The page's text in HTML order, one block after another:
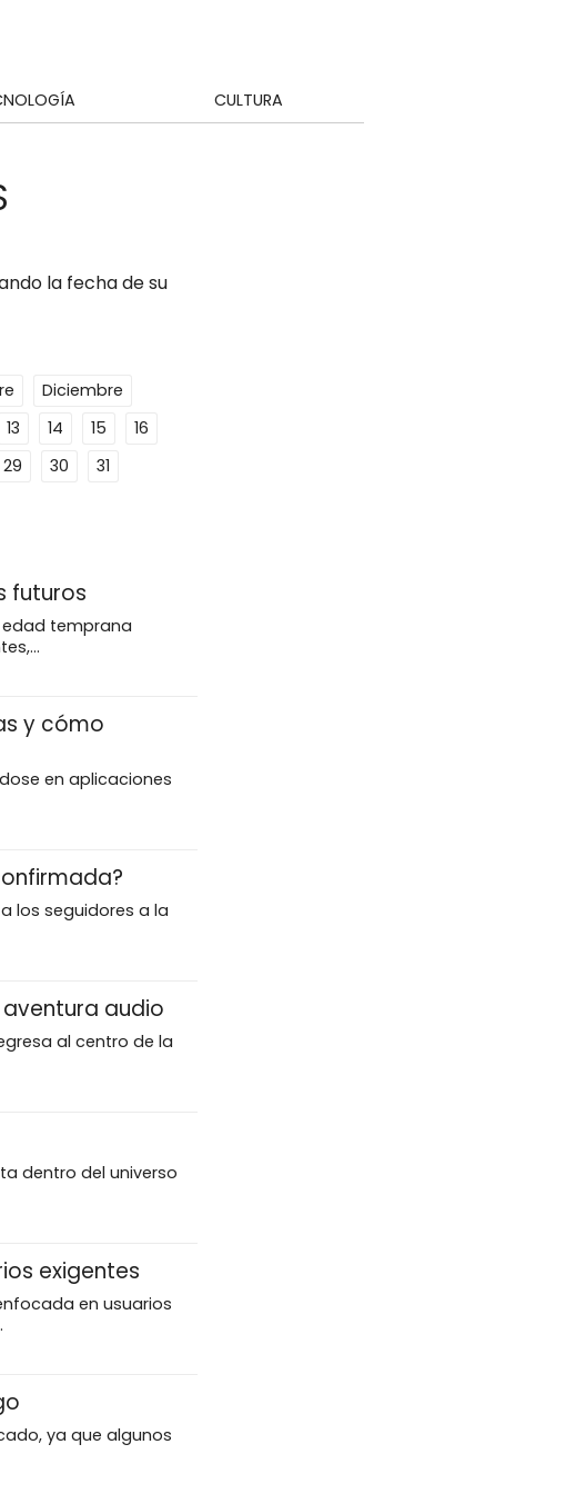
CULTURA
la fecha de su
Diciembre
13 14 15
16
29 30 31
futuros
edad temprana
y cómo
en aplicaciones
los seguidores a la
audio
al centro de la
dentro del universo
exigentes
en usuarios
ya que algunos